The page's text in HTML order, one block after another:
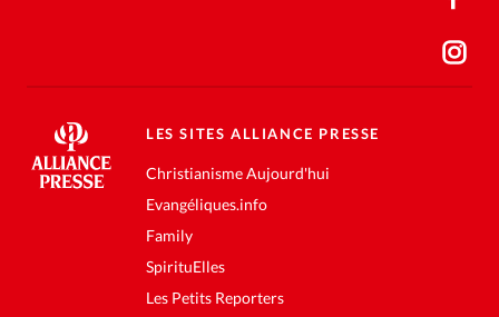
LES SITES ALLIANCE PRESSE
Christianisme Aujourd'hui
Evangéliques.info
Family
SpirituElles
Les Petits Reporters